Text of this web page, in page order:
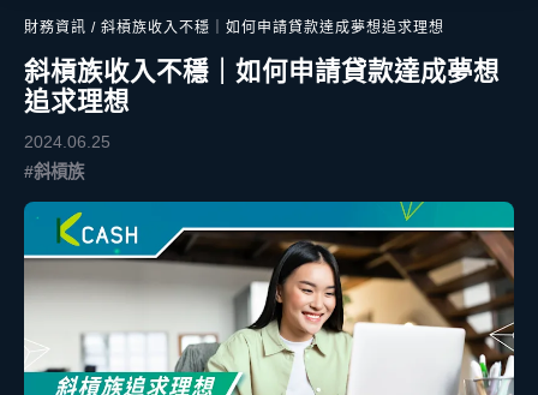
財務資訊 / 斜槓族收入不穩｜如何申請貸款達成夢想追求理想
斜槓族收入不穩｜如何申請貸款達成夢想
追求理想
2024.06.25
#斜槓族